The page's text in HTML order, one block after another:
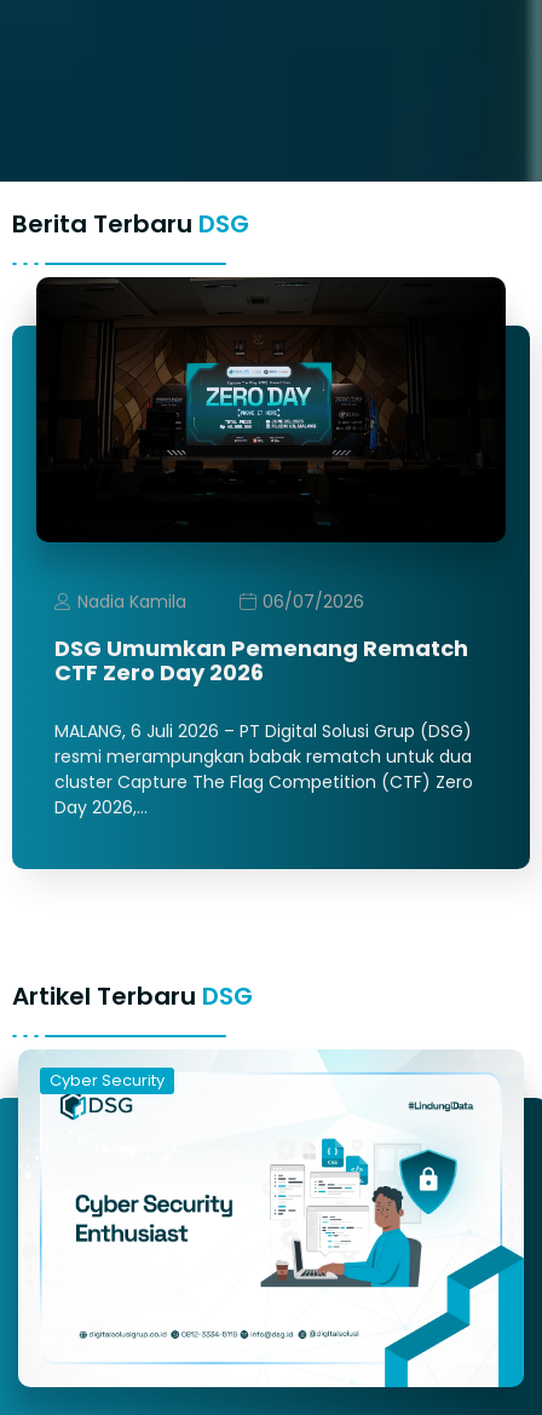
Berita Terbaru DSG
Nadia Kamila 06/07/2026
DSG Umumkan Pemenang Rematch
CTF Zero Day 2026
MALANG, 6 Juli 2026 – PT Digital Solusi Grup (DSG)
resmi merampungkan babak rematch untuk dua
cluster Capture The Flag Competition (CTF) Zero
Day 2026,…
Artikel Terbaru DSG
Cyber Security